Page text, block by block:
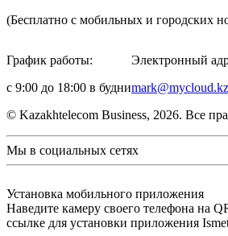
(Бесплатно с мобильных и городских
График работы:
с 9:00 до 18:00 в будни
Электронный
mark@mycloud.kz
© Kazakhtelecom Business, 2026. Все
Мы в социальных сетях
Установка мобильного приложения
Наведите камеру своего телефона на
ссылке для установки приложения